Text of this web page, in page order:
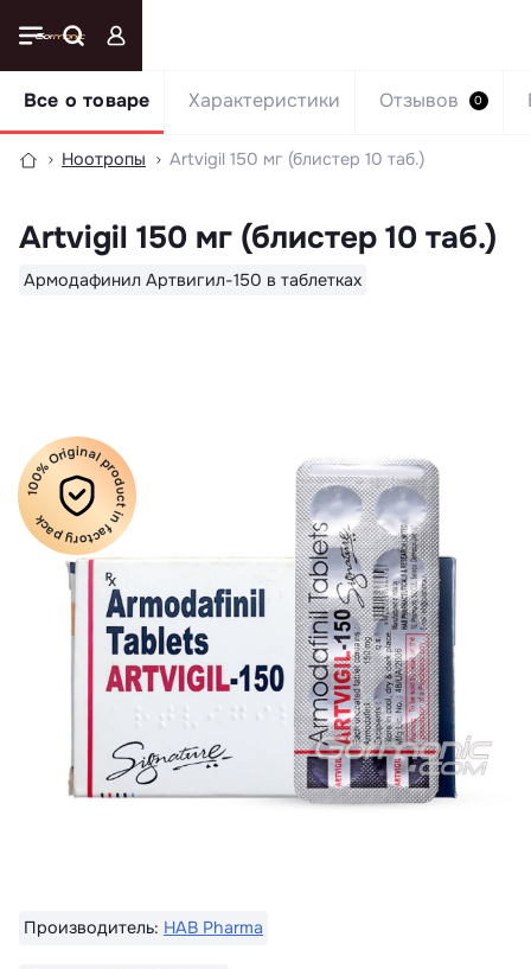
Ноотропы Artvigil 150 мг (блистер 10 таб.)
Artvigil 150 мг (блистер 10 таб.)
Армодафинил Артвигил-150 в таблетках
Все о товаре Характеристики Отзывов 0
100% Original product in factory pack
Производитель: HAB Pharma